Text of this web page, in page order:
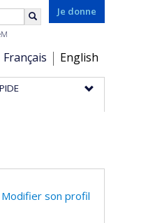
Je donne
Choix
Français English
Modifier son profil